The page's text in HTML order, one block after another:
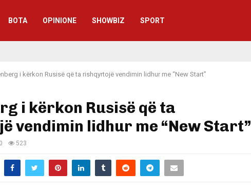
BOTA OPINIONE SHOWBIZ SPORT
i kërkon Rusisë që ta rishqyrtojë vendimin lidhur me “New Start”
i kërkon Rusisë që ta
vendimin lidhur me “New Start”
0 523